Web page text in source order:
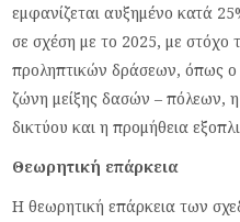
εμφανίζεται αυξημένο κατά
σε σχέση με το 2025, με στόχο
προληπτικών δράσεων, όπως ο
ζώνη μείξης δασών – πόλεων,
δικτύου και η προμήθεια
Θεωρητική επάρκεια
Η θεωρητική επάρκεια των